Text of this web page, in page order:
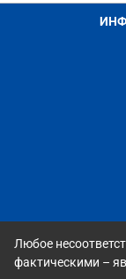
Любое
фактическими –